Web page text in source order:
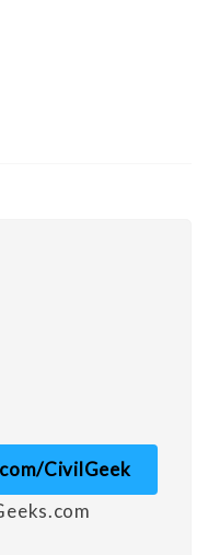
CivilGeek